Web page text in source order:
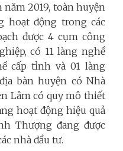
năm 2019, toàn huyện
hoạt động trong các
được 4 cụm công
có 11 làng nghề
cấp tỉnh và 01 làng
bàn huyện có Nhà
Lâm có quy mô thiết
hoạt động hiệu quả
Thượng đang được
nhà đầu tư.